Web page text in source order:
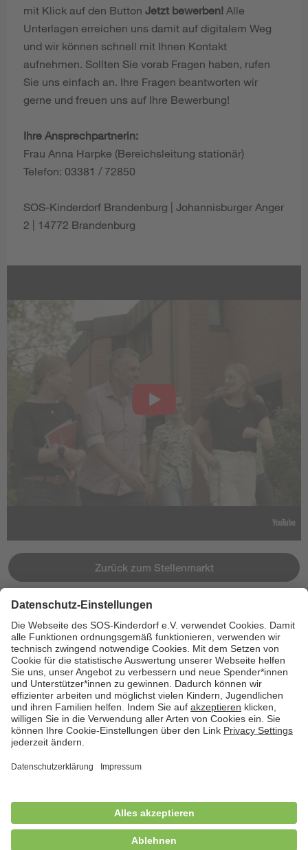
mit Klick auf den Button Jetzt bewerben! Alle
Unterlagen erreichen uns damit auf digitalem Weg
und wir können schnell mit Ihnen Kontakt
aufnehmen. Sollten Sie vorab Fragen haben, rufen
Sie uns einfach an. Ihre Fragen beantworten wir
gerne und freuen uns auf Ihre Bewerbung!
Ihre Ansprechpartnerin:
Frau Anna Harpke (Bereichsleitung stationär)
Telefon: 03381 / 72850
SOS-Kinderdorf Brandenburg | Johannisburger Anger
2 | 14772 Brandenburg
Zurück zum Stellenmarkt
Jetzt bewerben
Kontakt